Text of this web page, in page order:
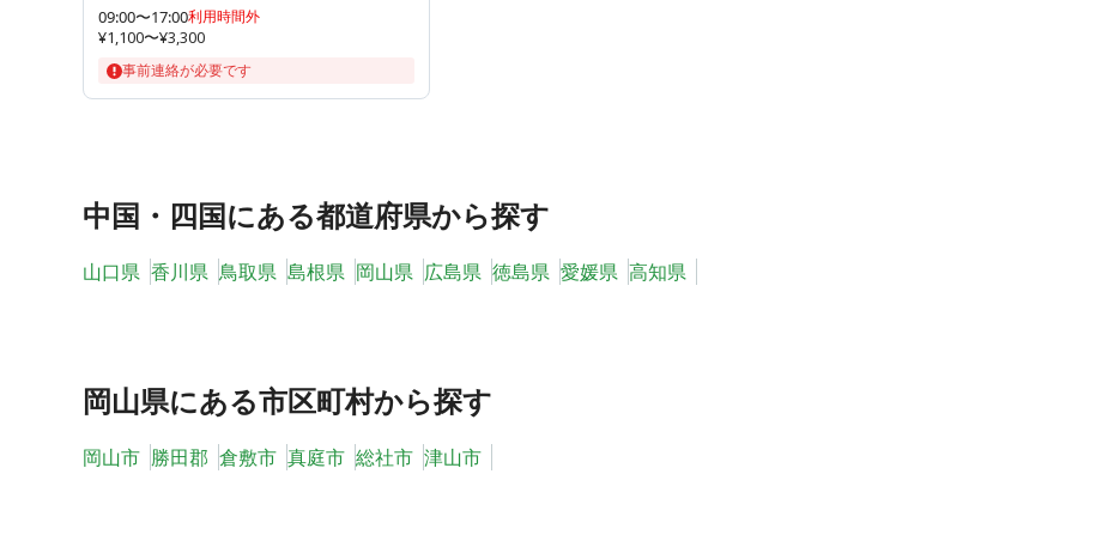
09:00〜17:00利用時間外
¥1,100〜¥3,300
事前連絡が必要です
中国・四国にある都道府県から探す
山口県 香川県 鳥取県 島根県 岡山県 広島県 徳島県 愛媛県 高知県
岡山県にある市区町村から探す
岡山市 勝田郡 倉敷市 真庭市 総社市 津山市